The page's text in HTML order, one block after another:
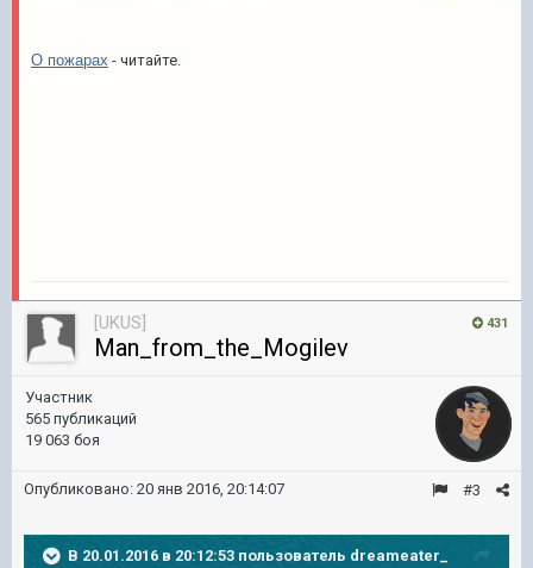
О пожарах - читайте.
431
[UKUS]
Man_from_the_Mogilev
Участник
565 публикаций
19 063 боя
#3
Опубликовано: 20 янв 2016, 20:14:07
В 20.01.2016 в 20:12:53 пользователь dreameater_